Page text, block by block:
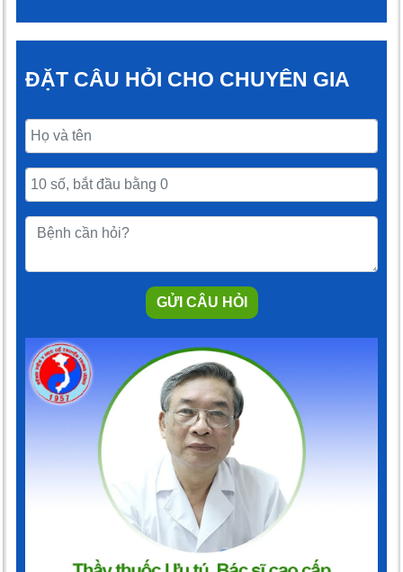
ĐẶT CÂU HỎI CHO CHUYÊN GIA
GỬI CÂU HỎI